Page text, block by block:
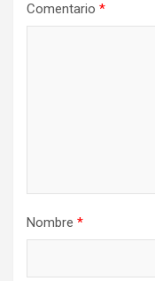
Comentario *
Nombre *